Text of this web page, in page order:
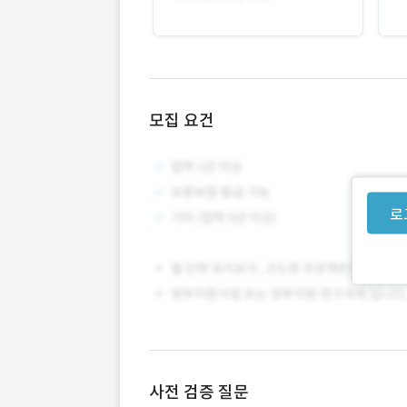
모집 요건
사전 검증 질문